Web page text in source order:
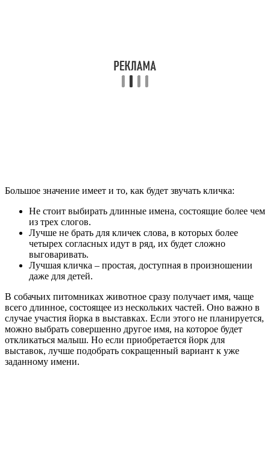
Большое значение имеет и то, как будет звучать кличка:
Не стоит выбирать длинные имена, состоящие более чем
из трех слогов.
Лучше не брать для кличек слова, в которых более
четырех согласных идут в ряд, их будет сложно
выговаривать.
Лучшая кличка – простая, доступная в произношении
даже для детей.
В собачьих питомниках животное сразу получает имя, чаще
всего длинное, состоящее из нескольких частей. Оно важно в
случае участия йорка в выставках. Если этого не планируется,
можно выбрать совершенно другое имя, на которое будет
откликаться малыш. Но если приобретается йорк для
выставок, лучше подобрать сокращенный вариант к уже
заданному имени.